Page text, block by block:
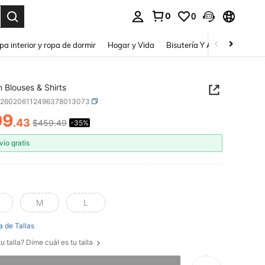
0 0
interior y ropa de dormir Hogar y Vida Bisutería Y Accesorios
Blouses & Shirts
AND AVAILABILITY
.43 $459.49 -35%
gratis
M L
de Tallas
talla? Dime cuál es tu talla
este producto está agotado.